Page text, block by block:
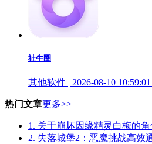
社牛圈
其他软件 | 2026-08-10 10:59:01
热门文章更多>>
1. 关于崩坏因缘精灵白梅的角
2. 失落城堡2：恶魔挑战高效